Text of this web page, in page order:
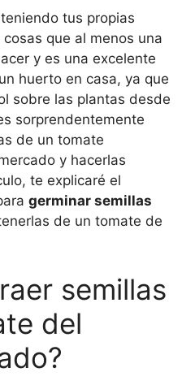
tus propias
que al menos una
y es una excelente
huerto en casa, ya que
sobre las plantas desde
sorprendentemente
de un tomate
y hacerlas
te explicaré el
germinar semillas
de un tomate de
semillas
del